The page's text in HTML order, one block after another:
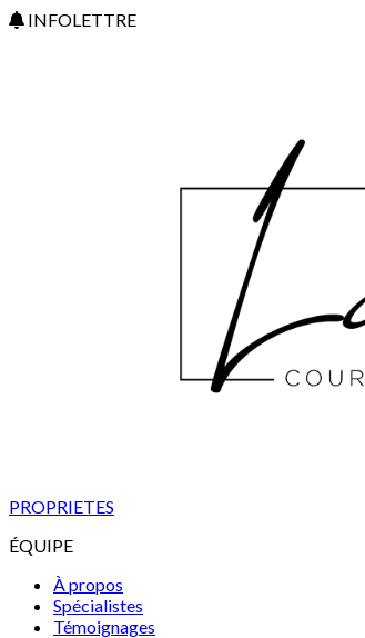
INFOLETTRE
PROPRIETES
ÉQUIPE
À propos
Spécialistes
Témoignages